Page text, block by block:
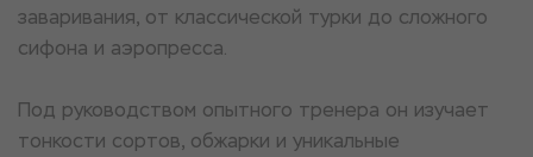
заваривания, от классической турки до сложного
сифона и аэропресса.
Под руководством опытного тренера он изучает
тонкости сортов, обжарки и уникальные